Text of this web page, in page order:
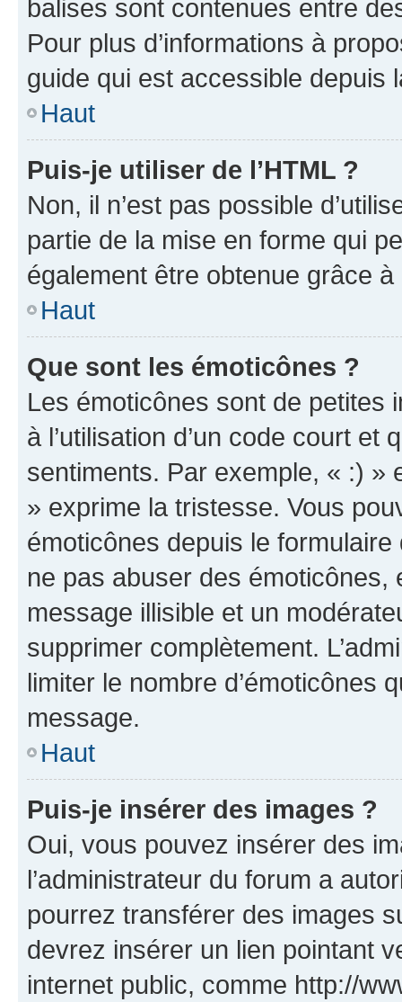
balises sont contenues entre
Pour plus d’informations à
guide qui est accessible depuis
Haut
Puis-je utiliser de l’HTML ?
Non, il n’est pas possible
partie de la mise en forme qui
également être obtenue grâce à
Haut
Que sont les émoticônes ?
Les émoticônes sont de petites
à l’utilisation d’un code court et
sentiments. Par exemple, « :) »
» exprime la tristesse. Vous
émoticônes depuis le
ne pas abuser des
message illisible et un
supprimer complètement.
limiter le nombre d’émoticônes
message.
Haut
Puis-je insérer des images ?
Oui, vous pouvez insérer des
l’administrateur du forum a
pourrez transférer des images
devrez insérer un lien pointant
internet public, comme http://